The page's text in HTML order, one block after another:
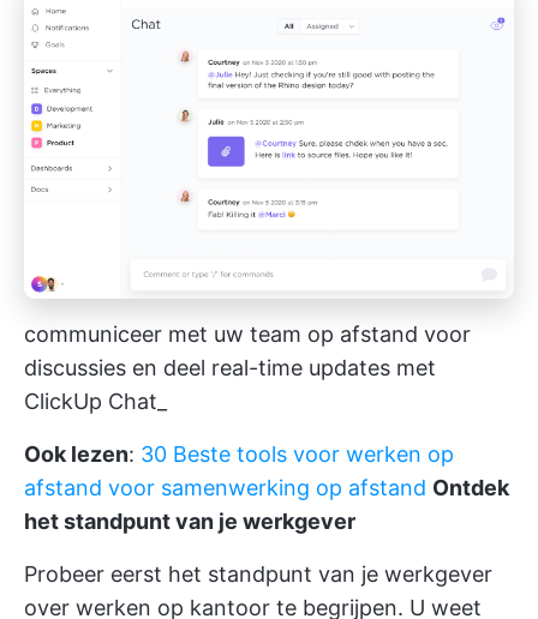
communiceer met uw team op afstand voor
discussies en deel real-time updates met
ClickUp Chat_
Ook lezen: 30 Beste tools voor werken op
afstand voor samenwerking op afstand Ontdek
het standpunt van je werkgever
Probeer eerst het standpunt van je werkgever
over werken op kantoor te begrijpen. U weet